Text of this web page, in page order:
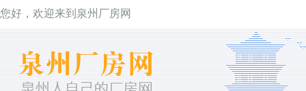
您好，欢迎来到泉州厂房网